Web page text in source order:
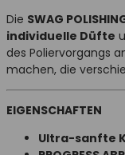
Die SWAG
individuelle Düfte
des Poliervorgangs
machen, die
EIGENSCHAFTEN
Ultra-sanfte